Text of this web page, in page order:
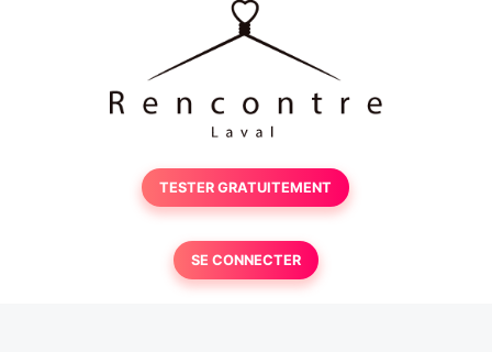
TESTER GRATUITEMENT
SE CONNECTER